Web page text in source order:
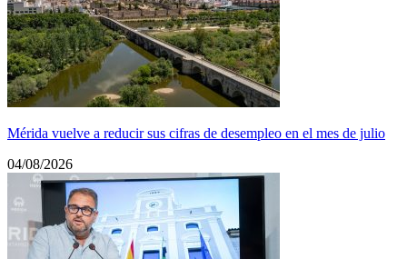
Mérida vuelve a reducir sus cifras de desempleo en el mes de julio
04/08/2026